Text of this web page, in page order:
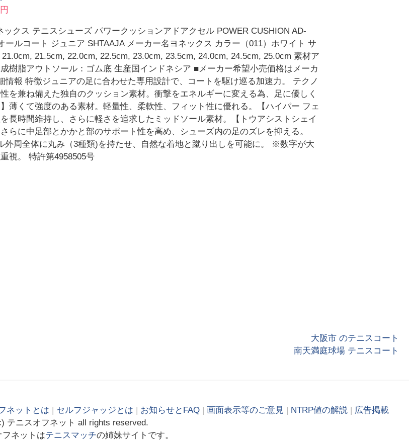
ックス テニスシューズ パワークッションアドアクセル POWER CUSHION AD-
ールコート ジュニア SHTAAJA メーカー名ヨネックス カラー（011）ホワイト サ
21.5cm, 22.0cm, 22.5cm, 23.0cm, 23.5cm, 24.0cm, 24.5cm, 25.0cm 素材ア
樹脂アウトソール：ゴム底 生産国インドネシア ■メーカー希望小売価格はメーカ
報 特徴ジュニアの足に合わせた専用設計で、コートを駆け巡る加速力。 テクノ
を兼ね備えた独自のクッション素材。衝撃をエネルギーに変える為、足に優しく
薄くて強度のある素材。軽量性、柔軟性、フィット性に優れる。【ハイパー フェ
長時間維持し、さらに軽さを追求したミッドソール素材。【トウアシストシェイ
らに中足部とかかと部のサポート性を高め、シューズ内の足のズレを抑える。
外周全体に丸み（3種類)を持たせ、自然な着地と蹴り出しを可能に。 ※数字が大
視。 特許第4958505号
大阪市 のテニスコート
南天満庭球場 テニスコート
ネットとは セルフジャッジとは お知らせとFAQ 画面表示等のご意見 NTRP値の解説
広告掲載
テニスオフネット all rights reserved.
フネットはテニスマッチの姉妹サイトです。